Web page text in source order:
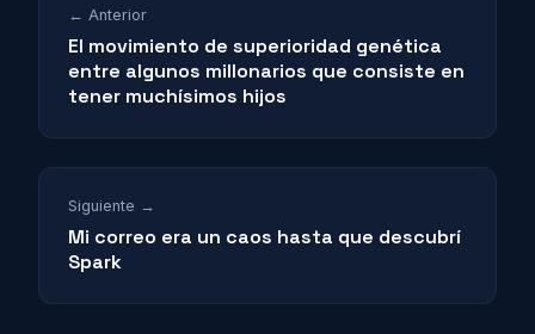
← Anterior
El movimiento de superioridad genética
entre algunos millonarios que consiste en
tener muchísimos hijos
Siguiente →
Mi correo era un caos hasta que descubrí
Spark